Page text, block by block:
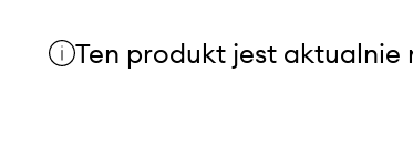
Ten produkt jest aktualnie